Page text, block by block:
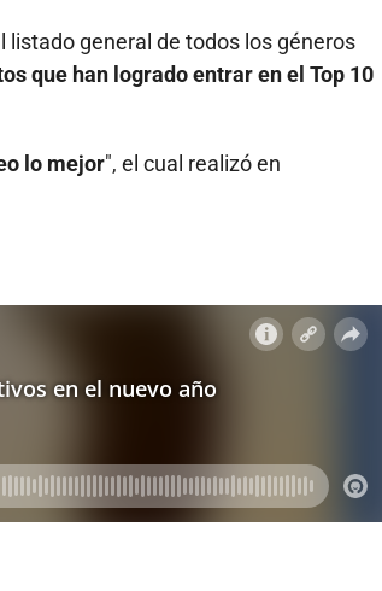
general de todos los géneros
que han logrado entrar en el Top 10
lo mejor", el cual realizó en